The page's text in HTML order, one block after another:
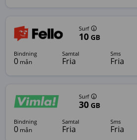
Surf
10GB
bindning
0 mån
samtal
Fria
sms
Fria
Surf
30GB
bindning
0 mån
samtal
Fria
sms
Fria